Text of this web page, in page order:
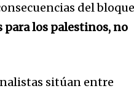
del
para los palestinos, no
sitúan entre